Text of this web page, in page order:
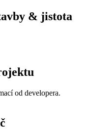
& jistota
od developera.